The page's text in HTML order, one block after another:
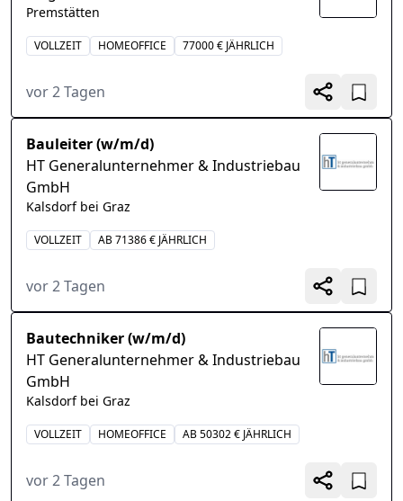
Premstätten
VOLLZEIT HOMEOFFICE 77000 € JÄHRLICH
vor 2 Tagen
Bauleiter (w/m/d)
HT Generalunternehmer & Industriebau
GmbH
Kalsdorf bei Graz
VOLLZEIT AB 71386 € JÄHRLICH
vor 2 Tagen
Bautechniker (w/m/d)
HT Generalunternehmer & Industriebau
GmbH
Kalsdorf bei Graz
VOLLZEIT HOMEOFFICE AB 50302 € JÄHRLICH
vor 2 Tagen